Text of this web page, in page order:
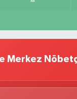
Merkez